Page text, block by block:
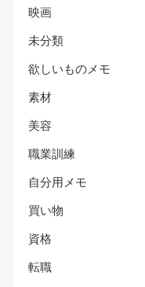
映画
未分類
欲しいものメモ
素材
美容
職業訓練
自分用メモ
買い物
資格
転職